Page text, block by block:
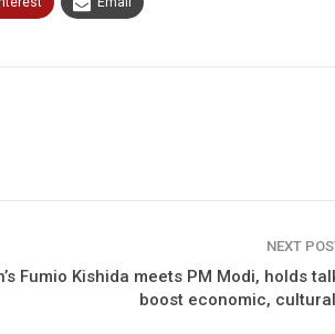
NEXT
Fumio Kishida meets PM Modi, holds
boost economic,